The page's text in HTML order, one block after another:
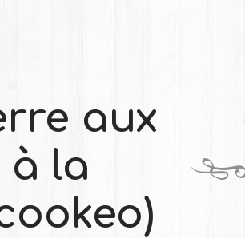
aux
à la